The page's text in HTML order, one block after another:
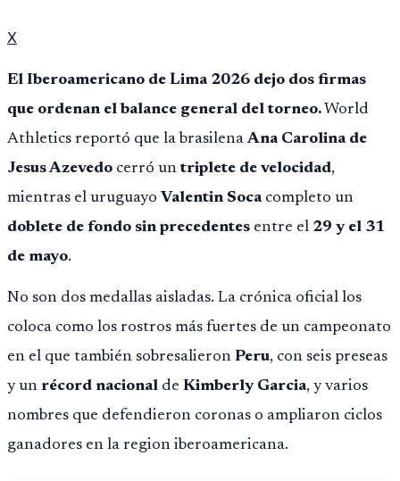
X
El Iberoamericano de Lima 2026 dejo dos firmas
que ordenan el balance general del torneo. World
Athletics reportó que la brasilenaAna Carolina de
Jesus Azevedo cerró untriplete de velocidad,
mientras el uruguayo Valentin Socacompleto un
doblete de fondo sin precedentes entre el 29 y el 31
de mayo.
No son dos medallas aisladas. La crónica oficial los
coloca como los rostros más fuertes de un campeonato
en el que también sobresalieron Peru, con seis preseas
y un récord nacional de Kimberly Garcia, y varios
nombres que defendieron coronas o ampliaron ciclos
ganadores en la region iberoamericana.